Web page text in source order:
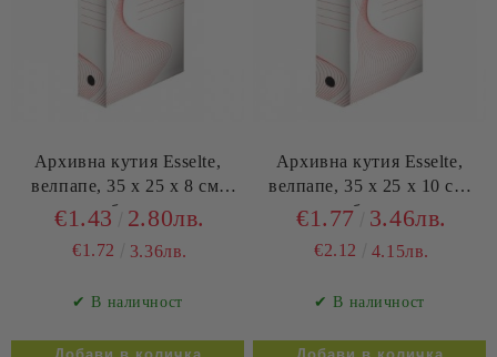
Архивна кутия Esselte,
велпапе, 35 х 25 х 8 см,
бяла
€1.43 2.80лв.
€1.72 3.36лв.
✔ В наличност
Архивна кутия Esselte,
велпапе, 35 х 25 х 10 см,
бяла
€1.77 3.46лв.
€2.12 4.15лв.
✔ В наличност